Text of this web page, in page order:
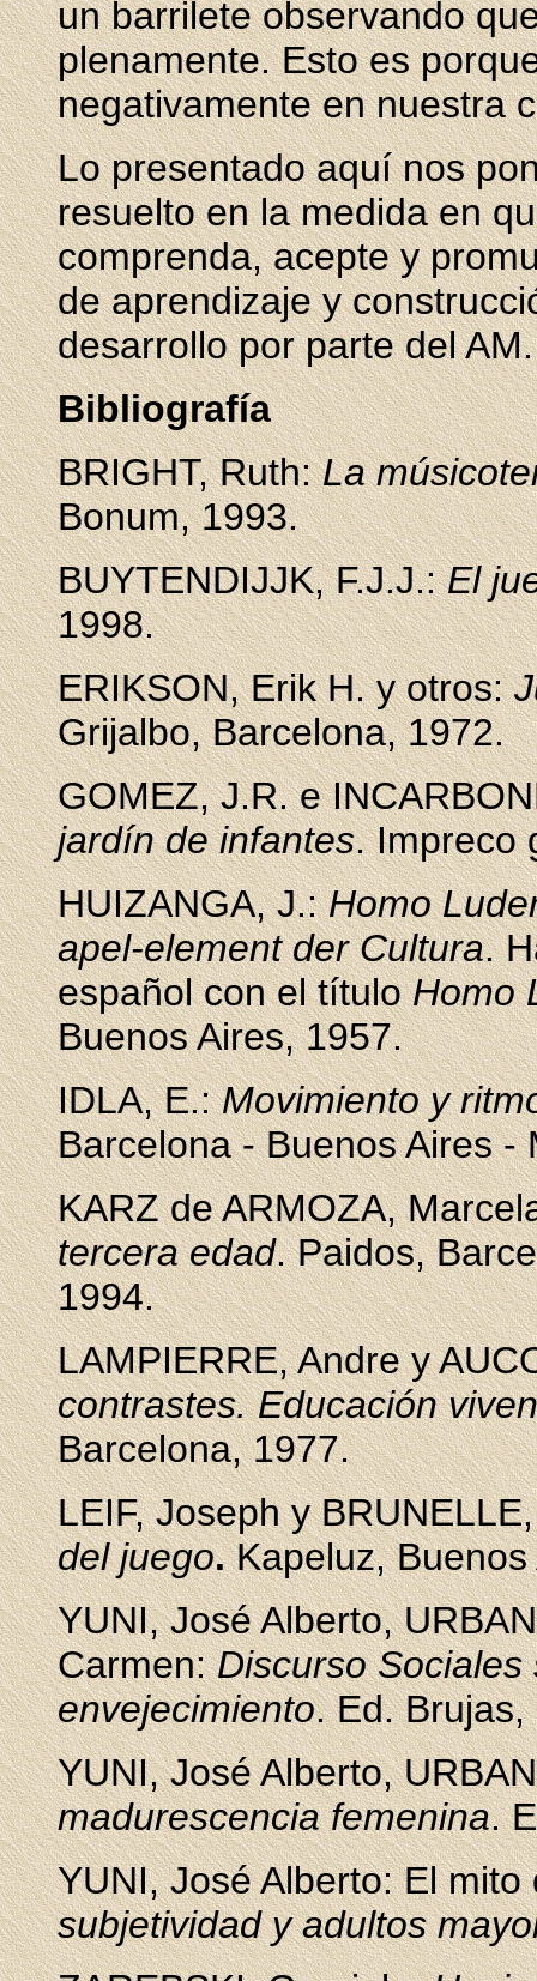
un barrilete observando
plenamente. Esto es
negativamente en nuestra
Lo presentado aquí nos
resuelto en la medida en
comprenda, acepte y
de aprendizaje y
desarrollo por parte del AM.
Bibliografía
BRIGHT, Ruth:La
Bonum, 1993.
BUYTENDIJJK, F.J.J.:El
1998.
ERIKSON, Erik H. y otros:
Grijalbo, Barcelona, 1972.
GOMEZ, J.R. e
jardín de infantes. Impreco
HUIZANGA, J.:Homo
apel-element der Cultura.
español con el títuloHomo
Buenos Aires, 1957.
IDLA, E.:Movimiento y
Barcelona - Buenos Aires -
KARZ de ARMOZA,
tercera edad. Paidos,
1994.
LAMPIERRE, Andre y
contrastes. Educación
Barcelona, 1977.
LEIF, Joseph y
del juego.Kapeluz, Buenos
YUNI, José Alberto,
Carmen:Discurso
envejecimiento. Ed.
YUNI, José Alberto,
madurescencia femenina.
YUNI, José Alberto: El
subjetividad y adultos